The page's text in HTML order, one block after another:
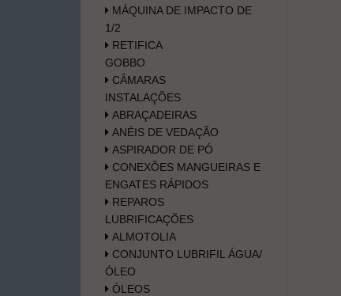
MÁQUINA DE IMPACTO DE
1/2
RETIFICA
GOBBO
CÂMARAS
INSTALAÇÕES
ABRAÇADEIRAS
ANÉIS DE VEDAÇÃO
ASPIRADOR DE PÓ
CONEXÕES MANGUEIRAS E
ENGATES RÁPIDOS
REPAROS
LUBRIFICAÇÕES
ALMOTOLIA
CONJUNTO LUBRIFIL ÁGUA/
ÓLEO
ÓLEOS